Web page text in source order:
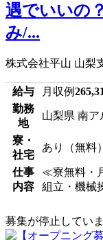
遇でいいの
み/...
株式会社平山 山梨
給与 月収例
勤務
地
山梨県 南ア
寮・
社宅
あり（無料）
仕事
内容
≪寮無料・
組立・機械
募集が停止してい